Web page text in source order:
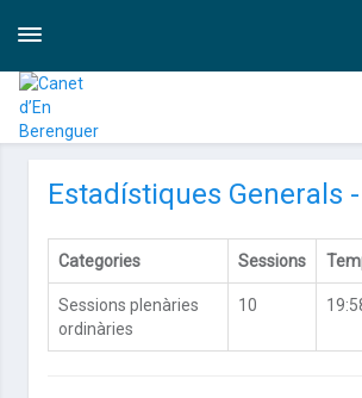
Toggle
Estadístiques Generals
Categories Sessions
Sessions plenàries
ordinàries
10